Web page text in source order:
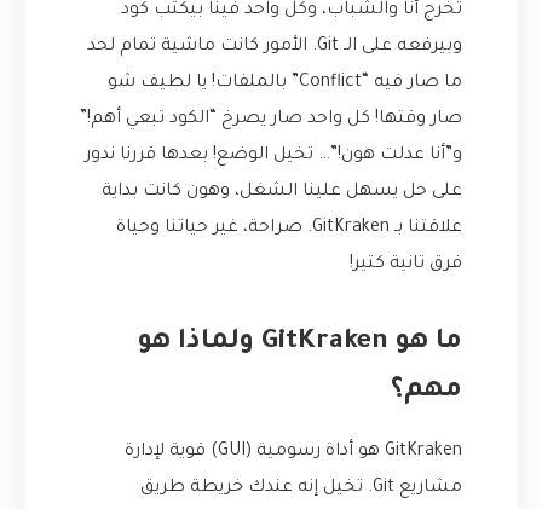
تخرج أنا والشباب، وكل واحد فينا بيكتب كود
وبيرفعه على الـ Git. الأمور كانت ماشية تمام لحد
ما صار فيه “Conflict” بالملفات! يا لطيف شو
صار وقتها! كل واحد صار يصرخ “الكود تبعي أهم!”
و”أنا عدلت هون!”… تخيل الوضع! بعدها قررنا ندور
على حل يسهل علينا الشغل، وهون كانت بداية
علاقتنا بـ GitKraken. صراحة، غير حياتنا وحياة
فرق تانية كتير!
ما هو GitKraken ولماذا هو
مهم؟
GitKraken هو أداة رسومية (GUI) قوية لإدارة
مشاريع Git. تخيل إنه عندك خريطة طريق